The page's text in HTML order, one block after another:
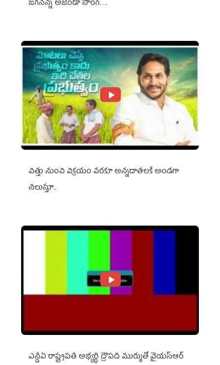
జగనన్న అజెండా సాంగ్….
విత్తు నుంచి విక్రయం వరకూ అన్నదాతలకి అండగా
నిలుస్తూ..
ఎన్డీఏ రాష్ట్ర‌ప‌తి అభ్య‌ర్థి ద్రౌప‌ది ముర్ముతో వైయ‌స్ఆర్